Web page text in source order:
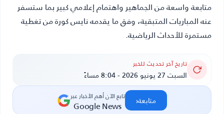
متابعة واسعة من الجماهير واهتمام إعلامي كبير بما ستسفر
عنه المباريات المتبقية، وفق ما يقدمهنايس كورةمن تغطية
مستمرة للأحداث الرياضية.
تاريخ آخر تحديث للخبر
السبت 27 يونيو 2026 - 8:04 مساءً
تابع الآن أهم الأخبار عبر
Google News متابعة‹